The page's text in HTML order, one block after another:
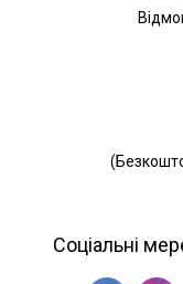
Соціальні